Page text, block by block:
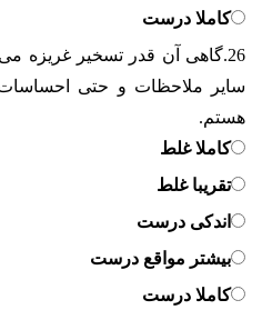
کاملا درست
26. گاهی آن قدر تسخیر غریزه
سایر ملاحظات و حتی
هستم.
کاملا غلط
تقریبا غلط
اندکی درست
بیشتر مواقع درست
کاملا درست